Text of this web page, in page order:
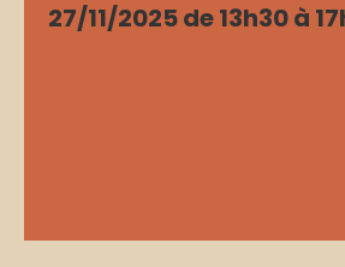
27/11/2025 de 13h30 à